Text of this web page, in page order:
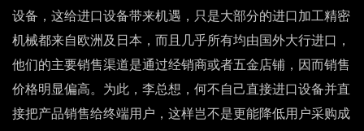
设备，这给进口设备带来机遇，只是大部分的进口加工精密
机械都来自欧洲及日本，而且几乎所有均由国外大行进口，
他们的主要销售渠道是通过经销商或者五金店铺，因而销售
价格明显偏高。为此，李总想，何不自己直接进口设备并直
接把产品销售给终端用户，这样岂不是更能降低用户采购成